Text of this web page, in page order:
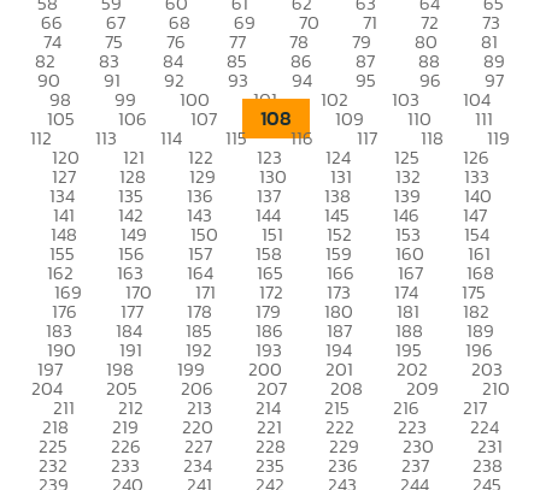
66 67 68 69 70 71 72 73
74 75 76 77 78 79 80 81
82 83 84 85 86 87 88 89
90 91 92 93 94 95 96 97
98 99 100 101 102 103 104
105 106 107 108 109 110 111
112 113 114 115 116 117 118 119
120 121 122 123 124 125 126
127 128 129 130 131 132 133
134 135 136 137 138 139 140
141 142 143 144 145 146 147
148 149 150 151 152 153 154
155 156 157 158 159 160 161
162 163 164 165 166 167 168
169 170 171 172 173 174 175
176 177 178 179 180 181 182
183 184 185 186 187 188 189
190 191 192 193 194 195 196
197 198 199 200 201 202 203
204 205 206 207 208 209 210
211 212 213 214 215 216 217
218 219 220 221 222 223 224
225 226 227 228 229 230 231
232 233 234 235 236 237 238
239 240 241 242 243 244 245